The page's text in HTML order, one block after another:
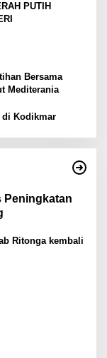
PUTIH
Bersama
Mediterania
di Kodikmar
Peningkatan
Ritonga kembali